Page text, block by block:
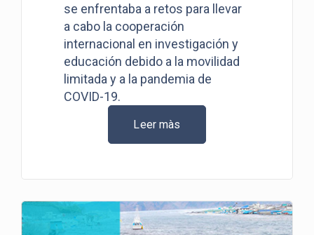
se enfrentaba a retos para llevar
a cabo la cooperación
internacional en investigación y
educación debido a la movilidad
limitada y a la pandemia de
COVID-19.
Leer màs